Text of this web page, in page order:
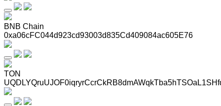
BNB Chain
0xa06cFC044d923cd93003d835Cd409084ac605E76
TON